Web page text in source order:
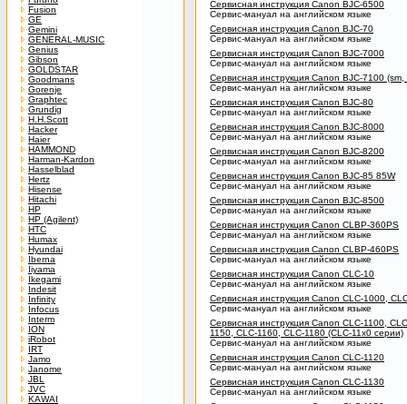
Fusion
GE
Gemini
GENERAL-MUSIC
Genius
Gibson
GOLDSTAR
Goodmans
Gorenje
Graphtec
Grundig
H.H.Scott
Hacker
Haier
HAMMOND
Harman-Kardon
Hasselblad
Hertz
Hisense
Hitachi
HP
HP (Agilent)
HTC
Humax
Hyundai
Iberna
Iiyama
Ikegami
Indesit
Infinity
Infocus
Interm
ION
iRobot
IRT
Jamo
Janome
JBL
JVC
KAWAI
Сервисная инструкция Canon BJC-6500
Сервис-мануал на английском языке
Сервисная инструкция Canon BJC-70
Сервис-мануал на английском языке
Сервисная инструкция Canon BJC-7000
Сервис-мануал на английском языке
Сервисная инструкция Canon BJC-7100 (sm,
Сервис-мануал на английском языке
Сервисная инструкция Canon BJC-80
Сервис-мануал на английском языке
Сервисная инструкция Canon BJC-8000
Сервис-мануал на английском языке
Сервисная инструкция Canon BJC-8200
Сервис-мануал на английском языке
Сервисная инструкция Canon BJC-85 85W
Сервис-мануал на английском языке
Сервисная инструкция Canon BJC-8500
Сервис-мануал на английском языке
Сервисная инструкция Canon CLBP-360PS
Сервис-мануал на английском языке
Сервисная инструкция Canon CLBP-460PS
Сервис-мануал на английском языке
Сервисная инструкция Canon CLC-10
Сервис-мануал на английском языке
Сервисная инструкция Canon CLC-1000,
Сервис-мануал на английском языке
Сервисная инструкция Canon CLC-1100,
1150, CLC-1160, CLC-1180 (CLC-11x0 серии)
Сервис-мануал на английском языке
Сервисная инструкция Canon CLC-1120
Сервис-мануал на английском языке
Сервисная инструкция Canon CLC-1130
Сервис-мануал на английском языке